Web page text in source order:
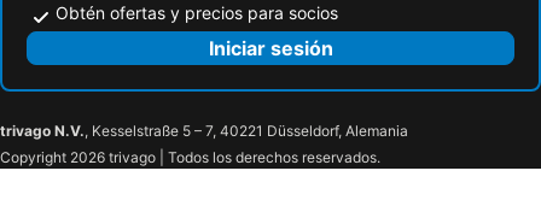
Obtén ofertas y precios para socios
Iniciar sesión
trivago N.V., Kesselstraße 5 – 7, 40221 Düsseldorf, Alemania
Copyright 2026 trivago | Todos los derechos reservados.